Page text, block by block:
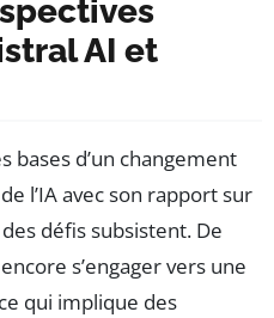
AI et
bases d’un changement
l’IA avec son rapport sur
des défis subsistent. De
s’engager vers une
qui implique des